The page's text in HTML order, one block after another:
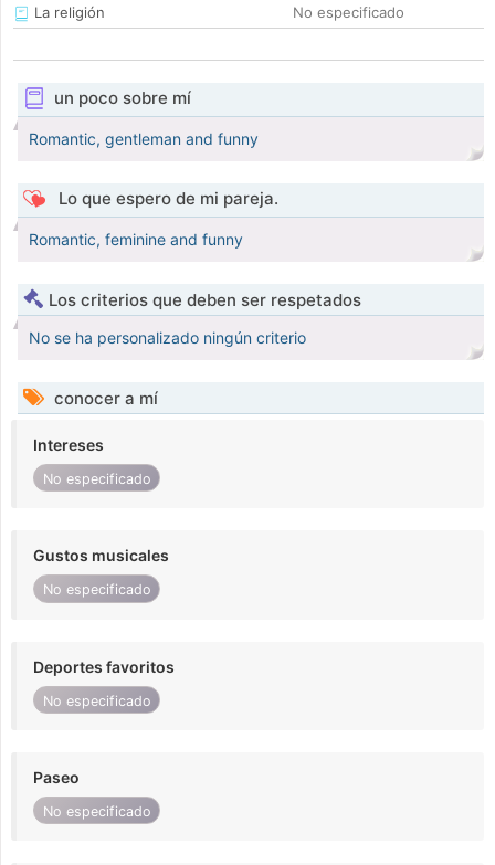
La religión
No especificado
un poco sobre mí
Romantic, gentleman and funny
Lo que espero de mi pareja.
Romantic, feminine and funny
Los criterios que deben ser respetados
No se ha personalizado ningún criterio
conocer a mí
Intereses
No especificado
Gustos musicales
No especificado
Deportes favoritos
No especificado
Paseo
No especificado